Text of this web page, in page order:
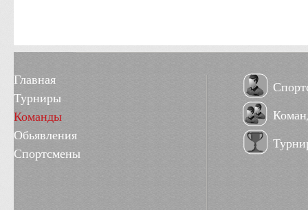
Главная
Турниры
Команды
Обьявления
Спортсмены